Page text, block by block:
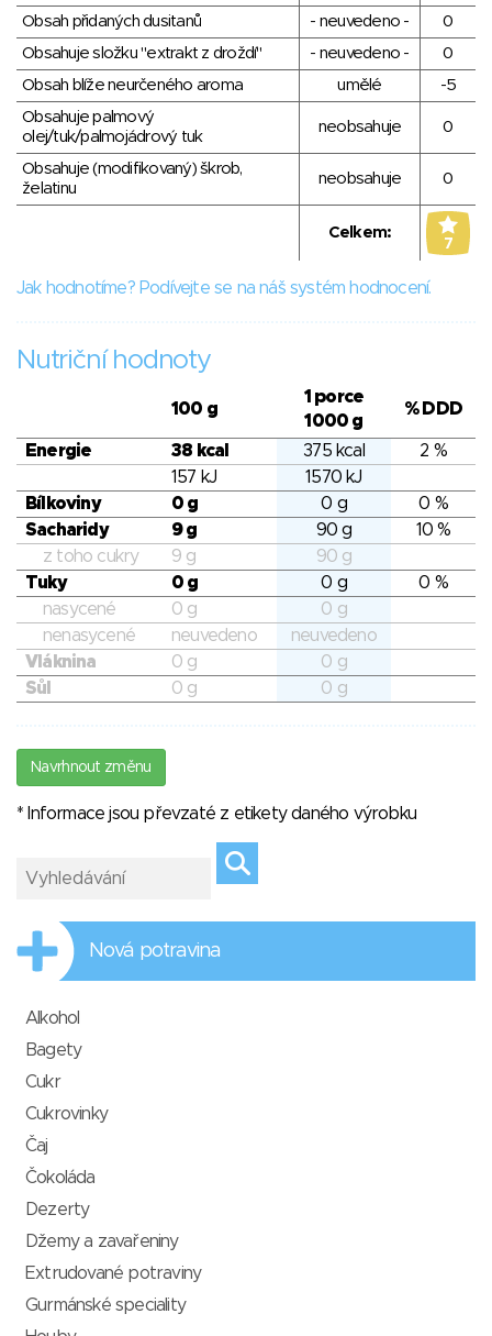
Obsah přidaných dusitanů
- neuvedeno -
0
Obsahuje složku "extrakt z droždí"
- neuvedeno -
0
Obsah blíže neurčeného aroma
umělé
-5
Obsahuje palmový
olej/tuk/palmojádrový tuk
neobsahuje 0
Obsahuje (modifikovaný) škrob,
želatinu
neobsahuje 0
Celkem:
7
Jak hodnotíme? Podívejte se na náš systém hodnocení.
Nutriční hodnoty
100 g
1 porce
1000 g
% DDD
Energie 38 kcal 375 kcal
2 %
157 kJ
1570 kJ
Bílkoviny
0 g 0 g
0 %
Sacharidy
9 g 90 g
10 %
z toho cukry
9 g
90 g
Tuky
0 g 0 g
0 %
nasycené
0 g
0 g
nenasycené
neuvedeno
neuvedeno
Vláknina
0 g
0 g
Sůl
0 g 0 g
Navrhnout změnu
* Informace jsou převzaté z etikety daného výrobku
Nová potravina
Alkohol
Bagety
Cukr
Cukrovinky
Čaj
Čokoláda
Dezerty
Džemy a zavařeniny
Extrudované potraviny
Gurmánské speciality